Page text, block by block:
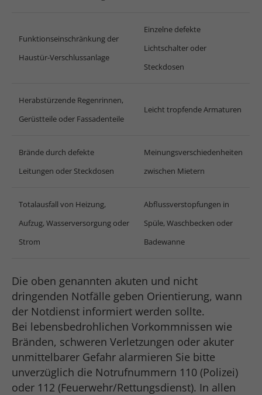
Drop us a line
info@yourdomain.com
Lorem ipsum dolor sit amet, consectetuer
Aenean commodo ligula eget dolor. Aenean
massa. Cum sociis natoque penatibus et
Funktionseinschränkung der
Haustür-Verschlussanlage
Einzelne defekte
Lichtschalter oder
Steckdosen
Herabstürzende Regenrinnen,
Gerüstteile oder Fassadenteile
Leicht tropfende Armaturen
Brände durch defekte
Leitungen oder Steckdosen
Meinungsverschiedenheiten
zwischen Mietern
Totalausfall von Heizung,
Aufzug, Wasserversorgung oder
Strom
Abflussverstopfungen in
Spüle, Waschbecken oder
Badewanne
Die oben genannten akuten und nicht
dringenden Notfälle geben Orientierung, wann
der Notdienst informiert werden sollte.
Bei lebensbedrohlichen Vorkommnissen wie
Bränden, schweren Verletzungen oder akuter
unmittelbarer Gefahr alarmieren Sie bitte
unverzüglich die Notrufnummern 110 (Polizei)
oder 112 (Feuerwehr/Rettungsdienst). In allen